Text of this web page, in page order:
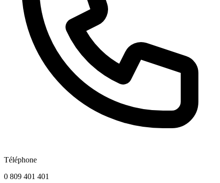
Téléphone
0 809 401 401